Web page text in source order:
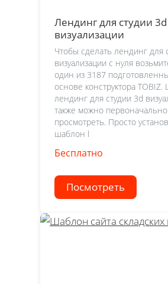
Лендинг для студии 3d
визуализации
Чтобы сделать лендинг для
визуализации с нуля
один из 3187
основе конструктора
лендинг для студии 3d
также можно первоначально
просмотреть. Просто
шаблон l
Бесплатно
Посмотреть